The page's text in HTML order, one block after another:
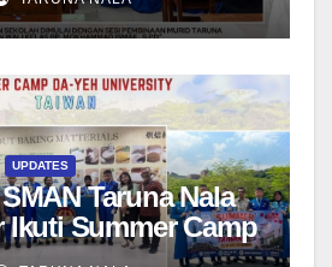
UPDATES
Taruna Nala
Ikuti Summer Camp
Taiwan